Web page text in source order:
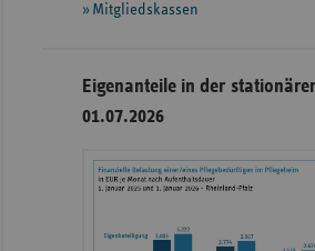
Mitgliedskassen
Eigenanteile in der
01.07.2026